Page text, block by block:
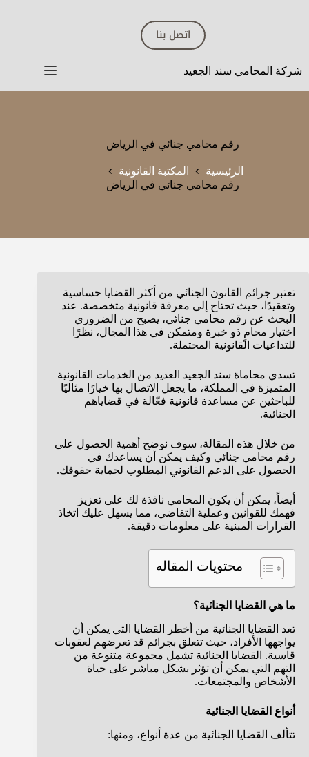
اتصل بنا
شركة المحامي سند الجعيد
رقم محامي جنائي في الرياض
الرئيسية
المكتبة القانونية
رقم محامي جنائي في الرياض
تعتبر جرائم القانون الجنائي من أكثر القضايا حساسية
وتعقيدًا، حيث تحتاج إلى معرفة قانونية متخصصة. عند
البحث عن رقم محامي جنائي، يصبح من الضروري
اختيار محامٍ ذو خبرة ومتمكن في هذا المجال، نظرًا
للتداعيات القانونية المحتملة.
تسدي محاماة سند الجعيد العديد من الخدمات القانونية
المتميزة في المملكة، ما يجعل الاتصال بها خيارًا مثاليًا
للباحثين عن مساعدة قانونية فعّالة في قضاياهم
الجنائية.
من خلال هذه المقالة، سوف نوضح أهمية الحصول على
رقم محامي جنائي وكيف يمكن أن يساعدك في
الحصول على الدعم القانوني المطلوب لحماية حقوقك.
أيضاً، يمكن أن يكون المحامي نافذة لك على تعزيز
فهمك للقوانين وعملية التقاضي، مما يسهل عليك اتخاذ
القرارات المبنية على معلومات دقيقة.
محتويات المقاله
ما هي القضايا الجنائية؟
تعد القضايا الجنائية من أخطر القضايا التي يمكن أن
يواجهها الأفراد، حيث تتعلق بجرائم قد تعرضهم لعقوبات
قاسية. القضايا الجنائية تشمل مجموعة متنوعة من
التهم التي يمكن أن تؤثر بشكل مباشر على حياة
الأشخاص والمجتمعات.
أنواع القضايا الجنائية
تتألف القضايا الجنائية من عدة أنواع، ومنها: